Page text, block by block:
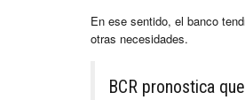
En ese sentido, el banco
otras necesidades.
BCR pronostica